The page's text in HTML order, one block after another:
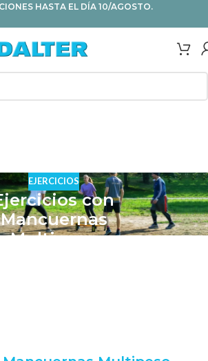
HASTA EL DÍA 10/AGOSTO.
EJERCICIOS
con
Mancuernas
Multipeso